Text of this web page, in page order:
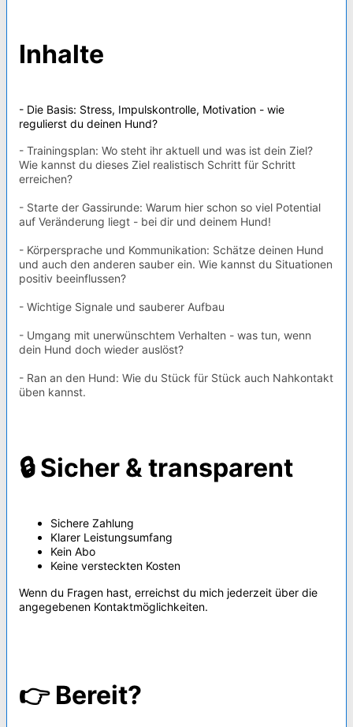
Inhalte
- Die Basis: Stress, Impulskontrolle, Motivation - wie
regulierst du deinen Hund?
- Trainingsplan: Wo steht ihr aktuell und was ist dein Ziel?
Wie kannst du dieses Ziel realistisch Schritt für Schritt
erreichen?
- Starte der Gassirunde: Warum hier schon so viel Potential
auf Veränderung liegt - bei dir und deinem Hund!
- Körpersprache und Kommunikation: Schätze deinen Hund
und auch den anderen sauber ein. Wie kannst du Situationen
positiv beeinflussen?
- Wichtige Signale und sauberer Aufbau
- Umgang mit unerwünschtem Verhalten - was tun, wenn
dein Hund doch wieder auslöst?
- Ran an den Hund: Wie du Stück für Stück auch Nahkontakt
üben kannst.
🔒 Sicher & transparent
Sichere Zahlung
Klarer Leistungsumfang
Kein Abo
Keine versteckten Kosten
Wenn du Fragen hast, erreichst du mich jederzeit über die
angegebenen Kontaktmöglichkeiten.
👉 Bereit?